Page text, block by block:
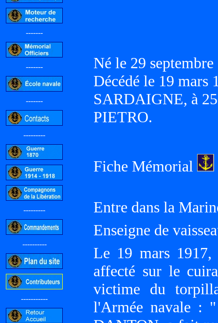
-------
-------
-------
---------
---------
----------
-----------
Né le 29
Décédé le 19 mars
SARDAIGNE, à
PIETRO.
Fiche Mémorial
Entre dans la
Enseigne de
Le 19 mars 1917,
affecté sur le
victime du
l'Armée navale :